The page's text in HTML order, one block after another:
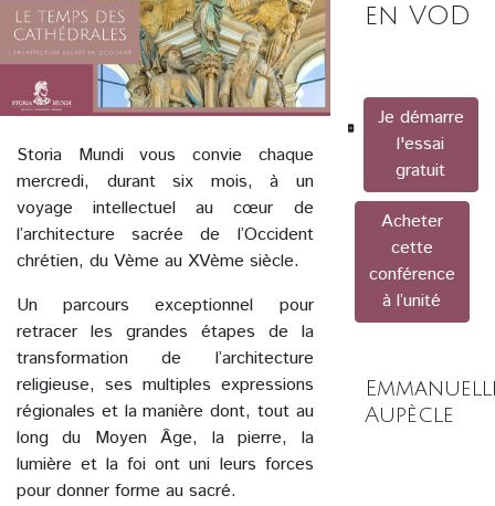
Storia Mundi vous convie chaque
mercredi, durant six mois, à un
voyage intellectuel au cœur de
l’architecture sacrée de l’Occident
chrétien, du Vème au XVème siècle.
Un parcours exceptionnel pour
retracer les grandes étapes de la
transformation de l’architecture
religieuse, ses multiples expressions
régionales et la manière dont, tout au
long du Moyen Âge, la pierre, la
lumière et la foi ont uni leurs forces
pour donner forme au sacré.
en VOD
Je démarre
l'essai
gratuit
Acheter
cette
conférence
à l’unité
Aupècle